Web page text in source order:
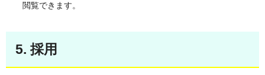
閲覧できます。
5. 採用